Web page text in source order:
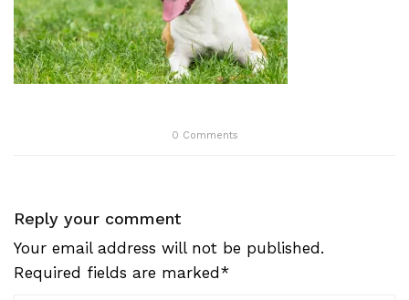
0 Comments
Reply your comment
Your email address will not be published.
Required fields are marked*